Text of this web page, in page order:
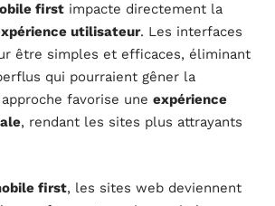
first impacte directement la
utilisateur. Les interfaces
être simples et efficaces, éliminant
qui pourraient gêner la
favorise une expérience
, rendant les sites plus attrayants
first, les sites web deviennent